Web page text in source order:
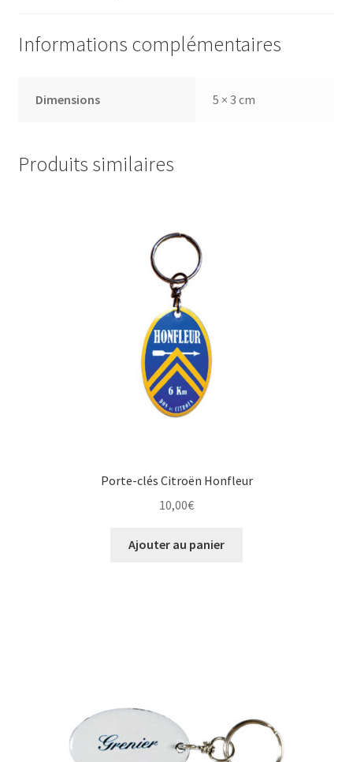
Informations complémentaires
Dimensions 5 × 3 cm
Produits similaires
Porte-clés Citroën Honfleur
10,00€
Ajouter au panier